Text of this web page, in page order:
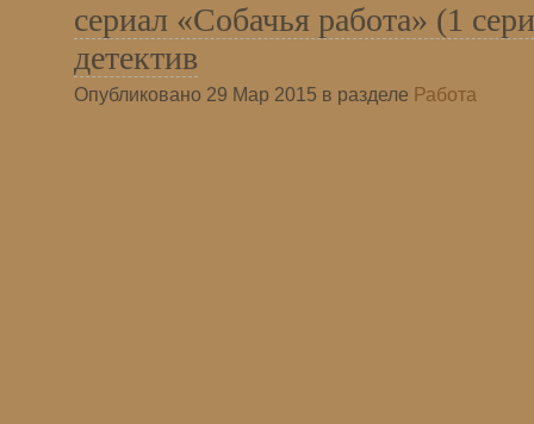
сериал «Собачья работа» (1
детектив
Опубликовано 29 Мар 2015 в разделе Работа